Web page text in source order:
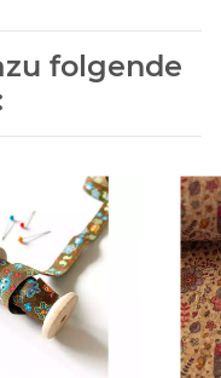
folgende